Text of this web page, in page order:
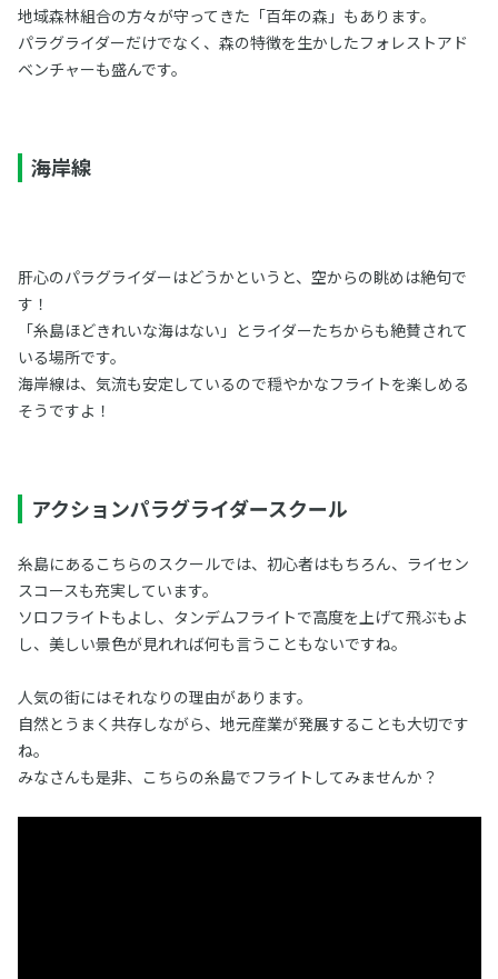
地域森林組合の方々が守ってきた「百年の森」もあります。
パラグライダーだけでなく、森の特徴を生かしたフォレストアド
ベンチャーも盛んです。
海岸線
肝心のパラグライダーはどうかというと、空からの眺めは絶句で
す！
「糸島ほどきれいな海はない」とライダーたちからも絶賛されて
いる場所です。
海岸線は、気流も安定しているので穏やかなフライトを楽しめる
そうですよ！
アクションパラグライダースクール
糸島にあるこちらのスクールでは、初心者はもちろん、ライセン
スコースも充実しています。
ソロフライトもよし、タンデムフライトで高度を上げて飛ぶもよ
し、美しい景色が見れれば何も言うこともないですね。
人気の街にはそれなりの理由があります。
自然とうまく共存しながら、地元産業が発展することも大切です
ね。
みなさんも是非、こちらの糸島でフライトしてみませんか？